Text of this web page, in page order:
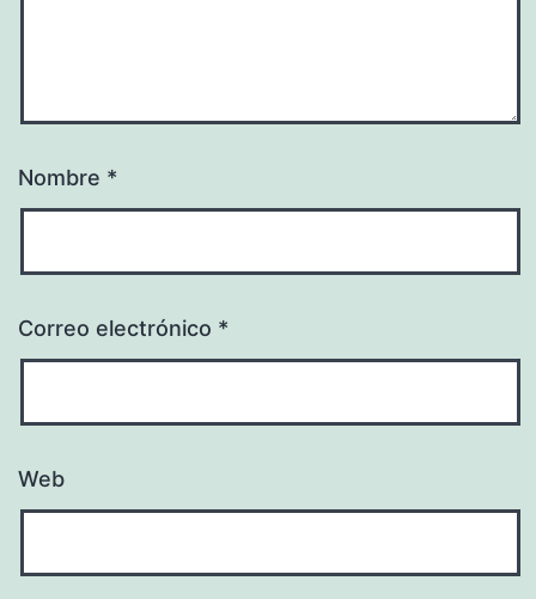
Nombre *
Correo electrónico *
Web